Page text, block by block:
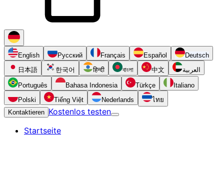
English Русский Français Español
Deutsch
日本語
한국어 हिन्दी বাংলা 中文 العربية
Português Bahasa Indonesia Türkçe
Italiano
Polski
Tiếng Việt Nederlands
ไทย
Kontaktieren Kostenlos testen
Startseite